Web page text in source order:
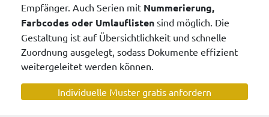
Empfänger. Auch Serien mit Nummerierung,
Farbcodes oder Umlauflisten sind möglich. Die
Gestaltung ist auf Übersichtlichkeit und schnelle
Zuordnung ausgelegt, sodass Dokumente effizient
weitergeleitet werden können.
Individuelle Muster gratis anfordern